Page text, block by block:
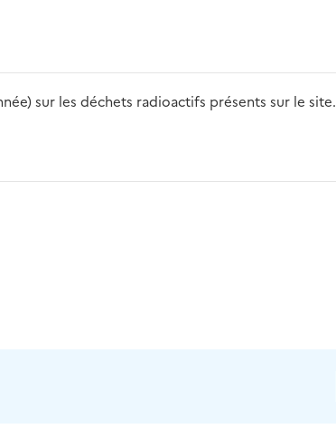
sur les déchets radioactifs présents sur le site.